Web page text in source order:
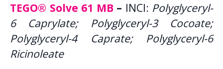
TEGO® Solve 61 MB– INCI: Polyglyceryl-
6 Caprylate; Polyglyceryl-3 Cocoate;
Polyglyceryl-4 Caprate; Polyglyceryl-6
Ricinoleate